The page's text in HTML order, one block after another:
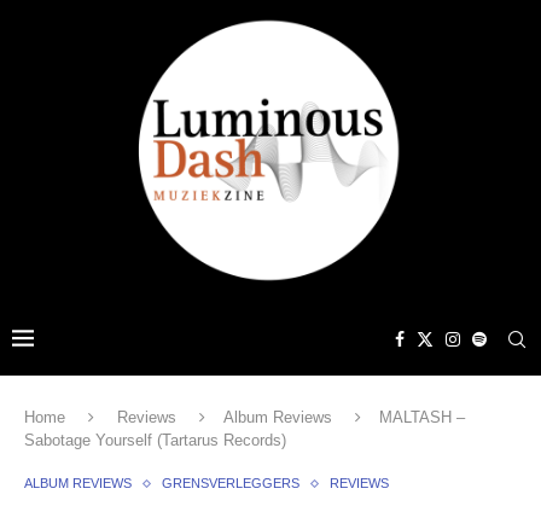
Home Reviews Album Reviews
MALTASH –
Sabotage Yourself (Tartarus Records)
ALBUM REVIEWS GRENSVERLEGGERS REVIEWS